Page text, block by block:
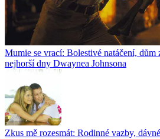
Mumie se vrací: Bolestivé natáčení, dům
nejhorší dny Dwaynea Johnsona
Zkus mě rozesmát: Rodinné vazby,